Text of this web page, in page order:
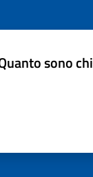
sono